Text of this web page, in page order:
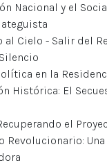
Nacional y el
al Cielo - Salir del
en la
Histórica: El
el
Revolucionario: